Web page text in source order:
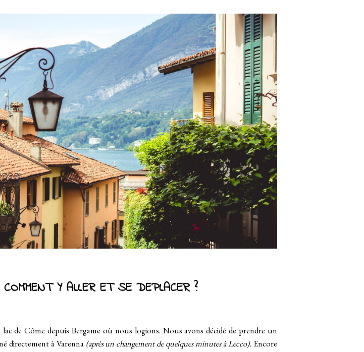
COMMENT Y ALLER ET SE DEPLACER ?
de Côme depuis Bergame où nous logions. Nous avons décidé de prendre un
directement à Varenna (après un changement de quelques minutes à Lecco). Encore